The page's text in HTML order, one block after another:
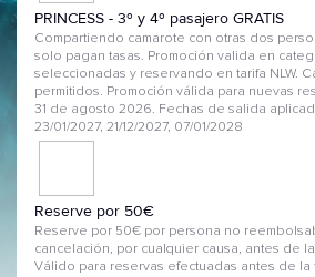
PRINCESS - 3º y 4º pasajero GRATIS
Compartiendo camarote con otras dos
solo pagan tasas. Promoción valida en
seleccionadas y reservando en tarifa NLW.
permitidos. Promoción válida para nuevas
31 de agosto 2026. Fechas de salida
23/01/2027, 21/12/2027, 07/01/2028
Reserve por 50€
Reserve por 50€ por persona no
cancelación, por cualquier causa, antes de
Válido para reservas efectuadas antes de la